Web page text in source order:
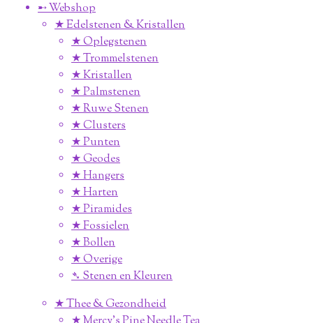
➸ Webshop
★ Edelstenen & Kristallen
★ Oplegstenen
★ Trommelstenen
★ Kristallen
★ Palmstenen
★ Ruwe Stenen
★ Clusters
★ Punten
★ Geodes
★ Hangers
★ Harten
★ Piramides
★ Fossielen
★ Bollen
★ Overige
➴ Stenen en Kleuren
★ Thee & Gezondheid